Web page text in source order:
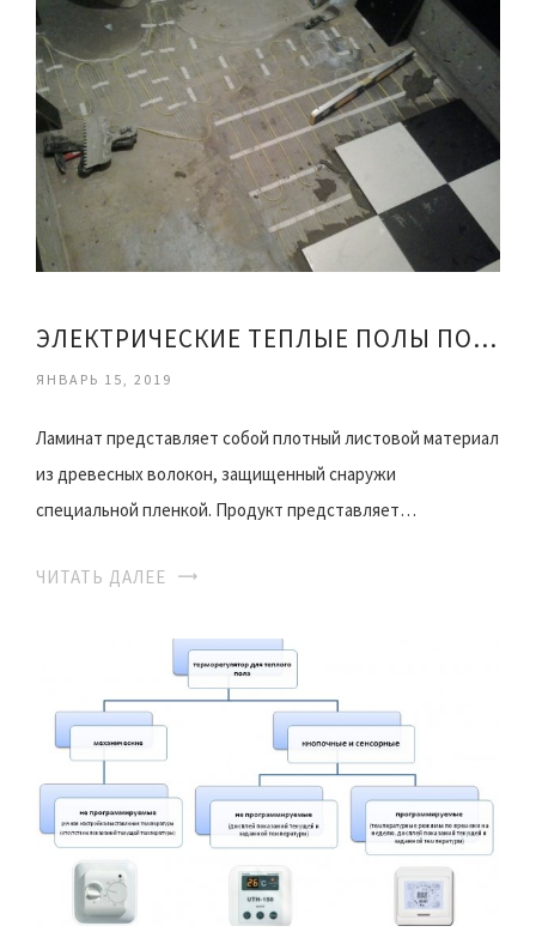
ЭЛЕКТРИЧЕСКИЕ ТЕПЛЫЕ ПОЛЫ ПОД ПЛИТКУ
ЯНВАРЬ 15, 2019
Ламинат представляет собой плотный листовой материал
из древесных волокон, защищенный снаружи
специальной пленкой. Продукт представляет…
ЧИТАТЬ ДАЛЕЕ